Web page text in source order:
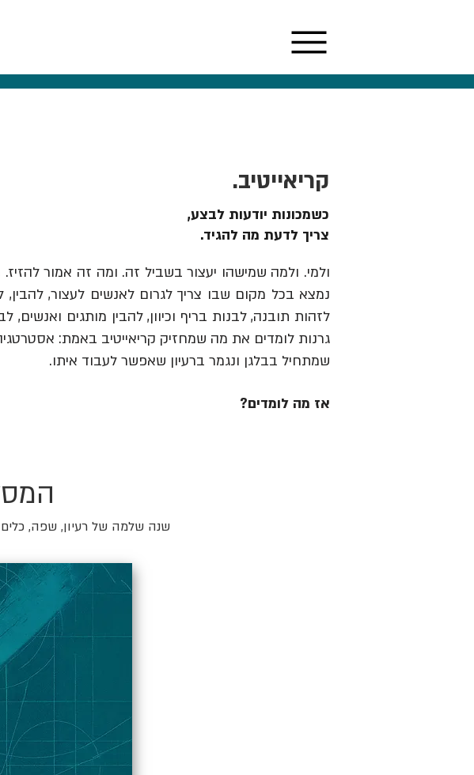
קריאייטיב.
כשמכונות יודעות לבצע,
צריך לדעת מה להגיד.
ולמי. ולמה שמישהו יעצור בשביל זה. ומה זה אמור להזיז.
נמצא בכל מקום שבו צריך לגרום לאנשים לעצור,
גרנות לומדים את מה שמחזיק קריאייטיב באמת:
שמתחיל בבלגן ונגמר ברעיון שאפשר לעבוד איתו.
אז מה לומדים?
שנה שלמה של רעיון, שפה, כלים